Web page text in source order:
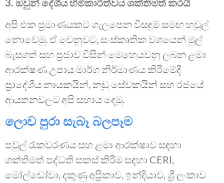
3. ඔවුන් දේශීය හිමිකාරිත්වය ශක්තිමත් කරයි
අපි එක ප්‍රමාණයකට ගැලපෙන විසඳුම් සමඟ හවුල්
නොවෙමු. ඒ වෙනුවට, සංස්කෘතික වශයෙන් මුල්
බැසගත් සහ ප්‍රජාව විසින් මෙහෙයවනු ලබන ළමා
ආරක්ෂණ උපාය මාර්ග නිර්මාණය කිරීමේදී
ප්‍රාදේශීය නායකයින්, නඩු සේවකයින් සහ රජයේ
ආයතනවලට අපි සහාය දෙමු.
ලොව පුරා සැබෑ බලපෑම
පවුල් රැකවරණය සහ ළමා ආරක්ෂාව සඳහා
ශක්තිමත් පද්ධති සකස් කිරීම සඳහා CERI,
මෝල්ඩෝවා, දකුණු අප්‍රිකාව, ඉන්දියාව, ශ්‍රී ලංකාව